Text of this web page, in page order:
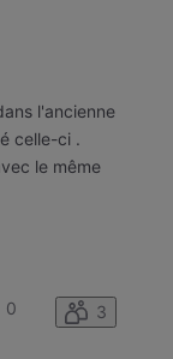
l'ancienne
celle-ci .
le même
0 3